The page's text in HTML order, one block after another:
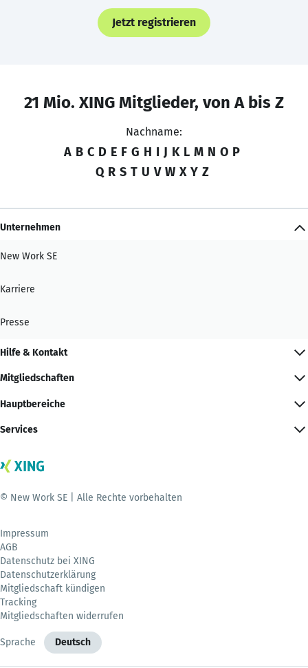
Jetzt registrieren
21 Mio. XING Mitglieder, von A bis Z
Nachname:
A B C D E F G H I J K L M N O P
Q R S T U V W X Y Z
Unternehmen
New Work SE
Karriere
Presse
Hilfe & Kontakt
Mitgliedschaften
Hauptbereiche
Services
© New Work SE | Alle Rechte vorbehalten
Impressum
AGB
Datenschutz bei XING
Datenschutzerklärung
Mitgliedschaft kündigen
Tracking
Mitgliedschaften widerrufen
Sprache Deutsch